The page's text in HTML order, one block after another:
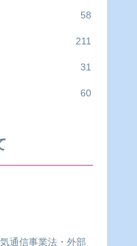
58
211
31
60
通信事業法・外部